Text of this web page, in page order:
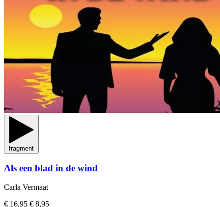
fragment
Als een blad in de wind
Carla Vermaat
€ 16,95 € 8,95